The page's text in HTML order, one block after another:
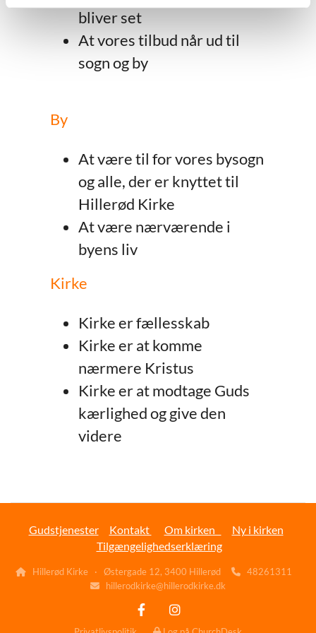
bliver set
At vores tilbud når ud til
sogn og by
By
At være til for vores bysogn
og alle, der er knyttet til
Hillerød Kirke
At være nærværende i
byens liv
Kirke
Kirke er fællesskab
Kirke er at komme
nærmere Kristus
Kirke er at modtage Guds
kærlighed og give den
videre
Gudstjenester Kontakt Om kirken
Ny i kirken
Tilgængelighedserklæring
 Hillerød Kirke · Østergade 12, ͘3400 Hillerød  48261311
 hillerodkirke@hillerodkirke.dk